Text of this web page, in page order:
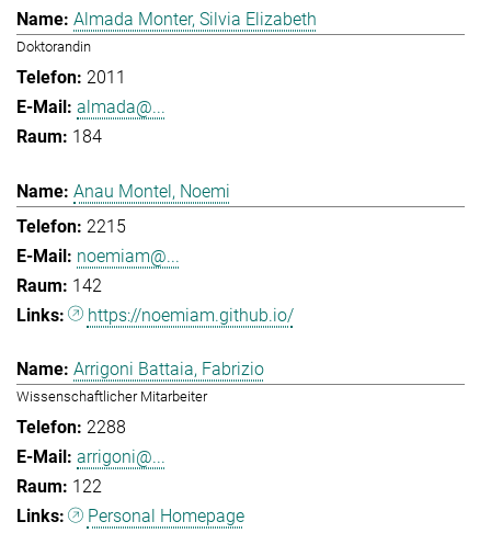
Almada Monter, Silvia Elizabeth
Doktorandin
2011
almada@...
184
Anau Montel, Noemi
2215
noemiam@...
142
https://noemiam.github.io/
Arrigoni Battaia, Fabrizio
Wissenschaftlicher Mitarbeiter
2288
arrigoni@...
122
Personal Homepage